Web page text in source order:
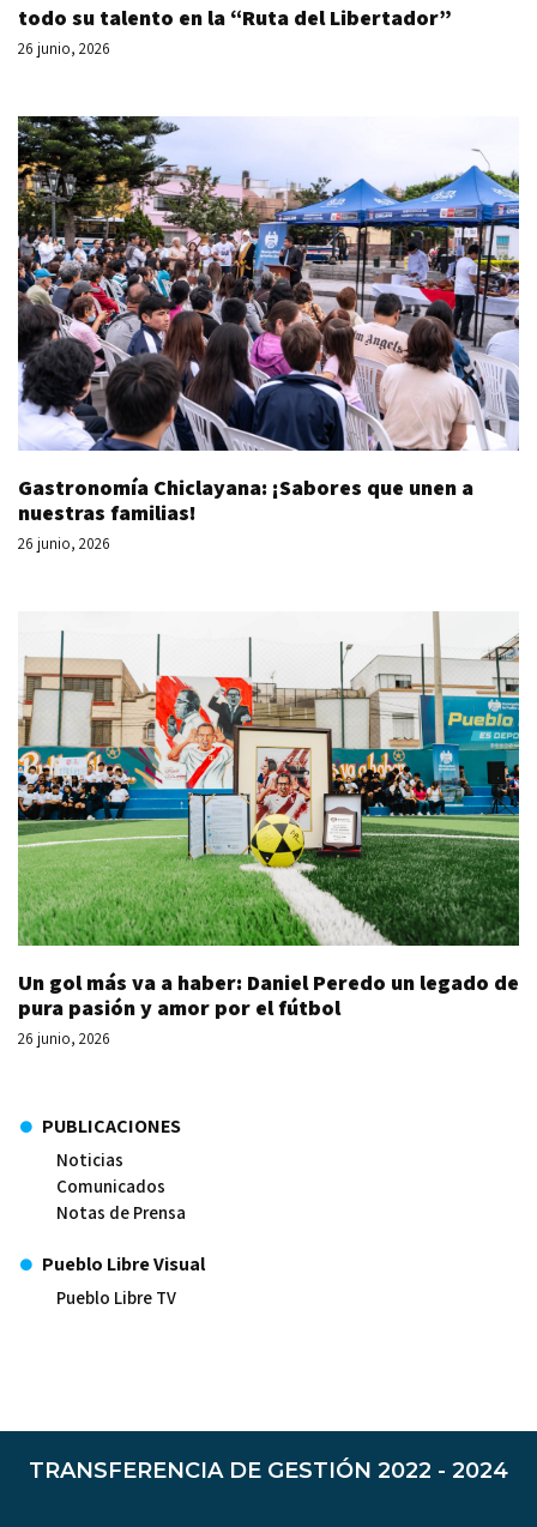
todo su talento en la “Ruta del Libertador”
26 junio, 2026
Gastronomía Chiclayana: ¡Sabores que unen a
nuestras familias!
26 junio, 2026
Un gol más va a haber: Daniel Peredo un legado de
pura pasión y amor por el fútbol
26 junio, 2026
PUBLICACIONES
Noticias
Comunicados
Notas de Prensa
Pueblo Libre Visual
Pueblo Libre TV
TRANSFERENCIA DE GESTIÓN 2022 - 2024